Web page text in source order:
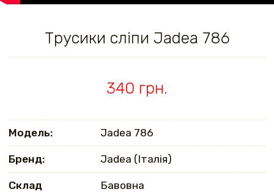
Трусики сліпи Jadea 786
340 грн.
Модель: Jadea 786
Бренд: Jadea (Італія)
Склад Бавовна